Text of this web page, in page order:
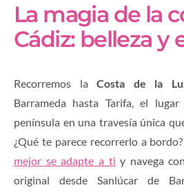
La magia de la
Cádiz: belleza y
Recorremos la Costa de la
Barrameda hasta Tarifa, el
península en una travesía única
¿Qué te parece recorrerlo a
mejor se adapte a ti y navega
original desde Sanlúcar de